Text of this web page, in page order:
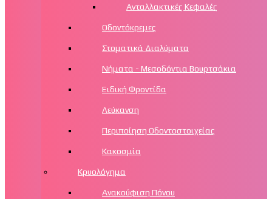
Ανταλλακτικές Κεφαλές
Οδοντόκρεμες
Στοματικά Διαλύματα
Νήματα - Μεσοδόντια Βουρτσάκια
Ειδική Φροντίδα
Λεύκανση
Περιποίηση Οδοντοστοιχείας
Κακοσμία
Κρυολόγημα
Ανακούφιση Πόνου